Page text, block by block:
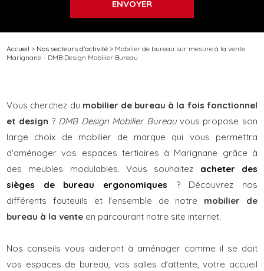
Accueil > Nos secteurs d'activité > Mobilier de bureau sur mesure à la vente
Marignane - DMB Design Mobilier Bureau
Vous cherchez du mobilier de bureau à la fois fonctionnel
et design ? DMB Design Mobilier Bureauvous propose son
large choix de mobilier de marque qui vous permettra
d'aménager vos espaces tertiaires à Marignane grâce à
des meubles modulables. Vous souhaitez acheter des
sièges de bureau ergonomiques ? Découvrez nos
différents fauteuils et l'ensemble de notre mobilier de
bureau à la vente en parcourant notre site internet.
Nos conseils vous aideront à aménager comme il se doit
vos espaces de bureau, vos salles d'attente, votre accueil